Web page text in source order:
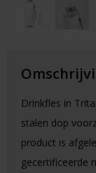
Drinkfles in
stalen dop
product is
gecertificeerde